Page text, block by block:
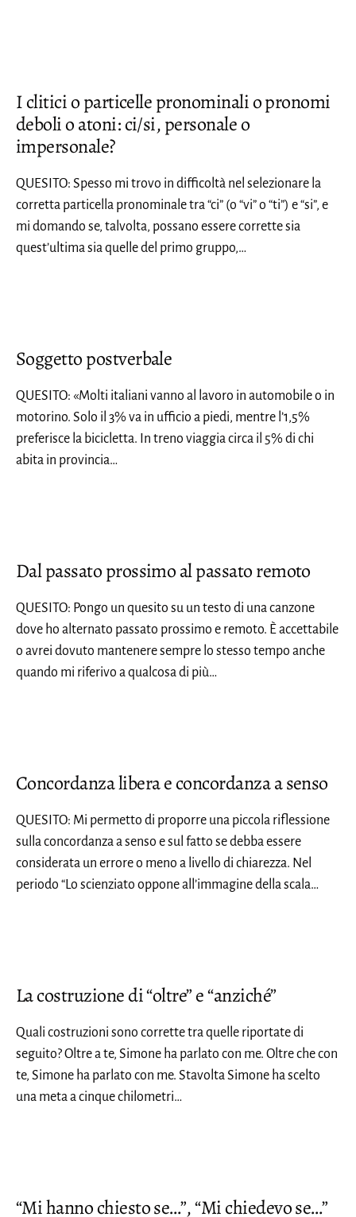
I clitici o particelle pronominali o pronomi
deboli o atoni: ci/si, personale o
impersonale?
QUESITO: Spesso mi trovo in difficoltà nel selezionare la
corretta particella pronominale tra “ci” (o “vi” o “ti”) e “si”, e
mi domando se, talvolta, possano essere corrette sia
quest’ultima sia quelle del primo gruppo,…
Soggetto postverbale
QUESITO: «Molti italiani vanno al lavoro in automobile o in
motorino. Solo il 3% va in ufficio a piedi, mentre l’1,5%
preferisce la bicicletta. In treno viaggia circa il 5% di chi
abita in provincia…
Dal passato prossimo al passato remoto
QUESITO: Pongo un quesito su un testo di una canzone
dove ho alternato passato prossimo e remoto. È accettabile
o avrei dovuto mantenere sempre lo stesso tempo anche
quando mi riferivo a qualcosa di più…
Concordanza libera e concordanza a senso
QUESITO: Mi permetto di proporre una piccola riflessione
sulla concordanza a senso e sul fatto se debba essere
considerata un errore o meno a livello di chiarezza. Nel
periodo “Lo scienziato oppone all’immagine della scala…
La costruzione di “oltre” e “anziché”
Quali costruzioni sono corrette tra quelle riportate di
seguito? Oltre a te, Simone ha parlato con me. Oltre che con
te, Simone ha parlato con me. Stavolta Simone ha scelto
una meta a cinque chilometri…
“Mi hanno chiesto se…”, “Mi chiedevo se…”